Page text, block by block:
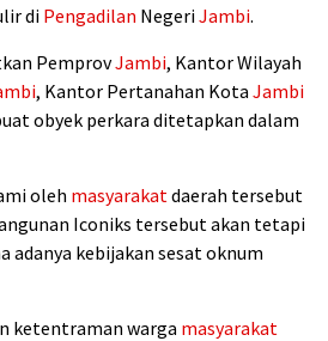
di Pengadilan NegeriJambi.
PemprovJambi, Kantor Wilayah
, Kantor Pertanahan Kota Jambi
obyek perkara ditetapkan dalam
oleh masyarakat daerah tersebut
Iconiks tersebut akan tetapi
adanya kebijakan sesat oknum
ketentraman warga masyarakat